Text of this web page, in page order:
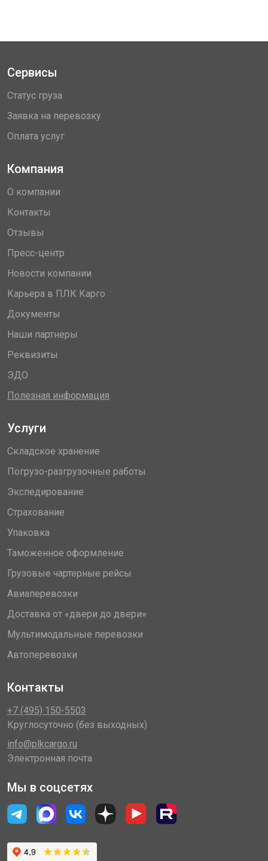
Сервисы
Статус груза
Заявка на перевозку
Оплата услуг
Компания
О компании
Контакты
Отзывы
Пресс-центр
Новости компании
Карьера в ПЛК Карго
Документы
Наши партнеры
Реквизиты
ЭДО
Полезная информация
Услуги
Складское хранение
Погрузо-разгрузочные работы
Экспедирование
Страхование
Упаковка
Таможенное оформление
Грузовые чартерные рейсы
Авиаперевозки
Доставка от «двери до двери»
Мультимодальные перевозки
Автоперевозки
Контакты
+7 (495) 150-5503
Круглосуточно (без выходных)
info@plkcargo.ru
Электронная почта
Мы в соцсетях